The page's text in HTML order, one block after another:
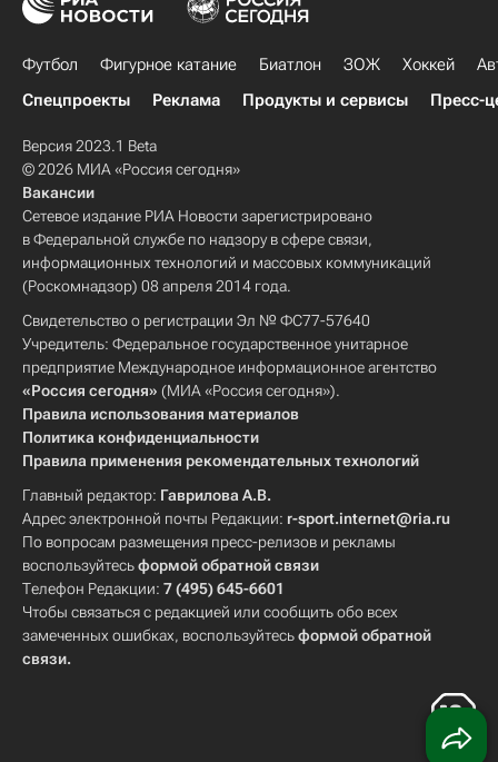
Футбол Фигурное катание Биатлон ЗОЖ Хоккей
Спецпроекты
Реклама Продукты и сервисы Пресс-
Версия 2023.1 Beta
© 2026 МИА «Россия сегодня»
Вакансии
Сетевое издание РИА Новости зарегистрировано
в Федеральной службе по надзору в сфере связи,
информационных технологий и массовых коммуникаций
(Роскомнадзор) 08 апреля 2014 года.
Свидетельство о регистрации Эл № ФС77-57640
Учредитель: Федеральное государственное унитарное
предприятие Международное информационное агентство
«Россия сегодня» (МИА «Россия сегодня»).
Правила использования материалов
Политика конфиденциальности
Правила применения рекомендательных технологий
Главный редактор: Гаврилова А.В.
Адрес электронной почты Редакции: r-sport.internet@ria.ru
По вопросам размещения пресс-релизов и рекламы
воспользуйтесьформой обратной связи
Телефон Редакции: 7 (495) 645-6601
Чтобы связаться с редакцией или сообщить обо всех
замеченных ошибках, воспользуйтесьформой обратной
связи.